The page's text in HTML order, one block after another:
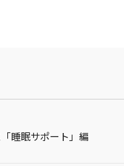
睡眠サポート」編